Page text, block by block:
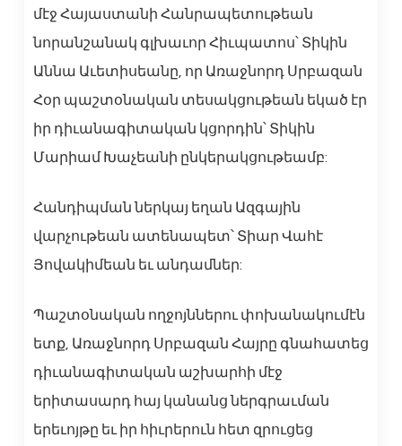
մէջ Հայաստանի Հանրապետութեան
նորանշանակ գլխաւոր Հիւպատոս՝ Տիկին
Աննա Աւետիսեանը, որ Առաջնորդ Սրբազան
Հօր պաշտօնական տեսակցութեան եկած էր
իր դիւանագիտական կցորդին՝ Տիկին
Մարիամ Խաչեանի ընկերակցութեամբ:
Հանդիպման ներկայ եղան Ազգային
վարչութեան ատենապետ՝ Տիար Վահէ
Յովակիմեան եւ անդամներ:
Պաշտօնական ողջոյններու փոխանակումէն
ետք, Առաջնորդ Սրբազան Հայրը գնահատեց
դիւանագիտական աշխարհի մէջ
երիտասարդ հայ կանանց ներգրաւման
երեւոյթը եւ իր հիւրերուն հետ զրուցեց